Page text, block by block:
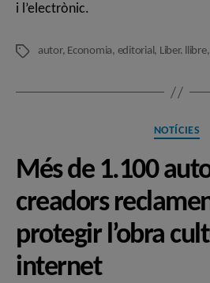
i l’electrònic.
Etiquetes
autor, Economia, editorial, Liber. llibre,
NOTÍCIES
Més de 1.100
creadors
protegir l’obra
internet